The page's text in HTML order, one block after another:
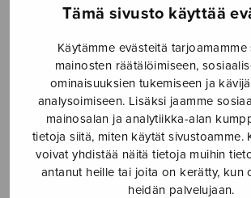
Tämä sivusto käyttää
Käytämme evästeitä tarjoamamme
mainosten räätälöimiseen,
ominaisuuksien tukemiseen ja
analysoimiseen. Lisäksi jaamme
mainosalan ja analytiikka-alan
tietoja siitä, miten käytät sivustoamme.
voivat yhdistää näitä tietoja muihin
antanut heille tai joita on kerätty, kun
heidän palvelujaan.
› Nuottikauppa ›